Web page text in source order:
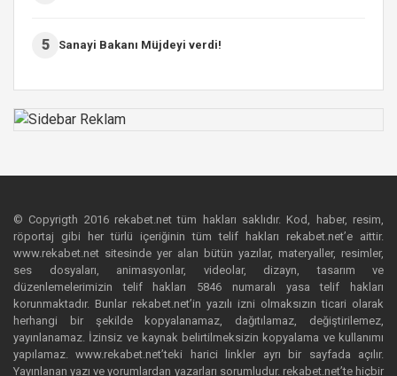
5 Sanayi Bakanı Müjdeyi verdi!
© Copyrigth 2016 rekabet.net tüm hakları saklıdır. Kod, haber, resim,
röportaj gibi her türlü içeriğinin tüm telif hakları rekabet.net’e aittir.
www.rekabet.net sitesinde yer alan bütün yazılar, materyaller, resimler,
ses dosyaları, animasyonlar, videolar, dizayn, tasarım ve
düzenlemelerimizin telif hakları 5846 numaralı yasa telif hakları
korunmaktadır. Bunlar rekabet.net’in yazılı izni olmaksızın ticari olarak
herhangi bir şekilde kopyalanamaz, dağıtılamaz, değiştirilemez,
yayınlanamaz. İzinsiz ve kaynak belirtilmeksizin kopyalama ve kullanımı
yapılamaz. www.rekabet.net’teki harici linkler ayrı bir sayfada açılır.
Yayınlanan yazı ve yorumlardan yazarları sorumludur. rekabet.net’te hiçbir